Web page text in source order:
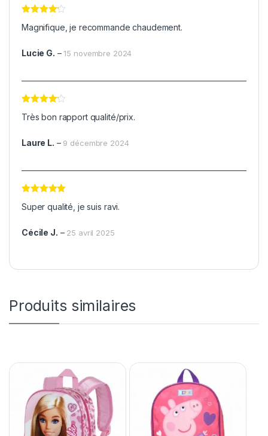
sur 5
Magnifique, je recommande chaudement.
Lucie G. –15 novembre 2024
sur 5
Très bon rapport qualité/prix.
Laure L. – 9 décembre 2024
5
Super qualité, je suis ravi.
Cécile J. – 25 avril 2025
Produits similaires